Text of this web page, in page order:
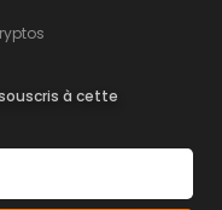
à cette